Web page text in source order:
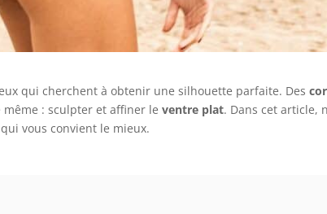
qui cherchent à obtenir une silhouette parfaite. Des
même : sculpter et affiner leventre plat. Dans cet article,
vous convient le mieux.